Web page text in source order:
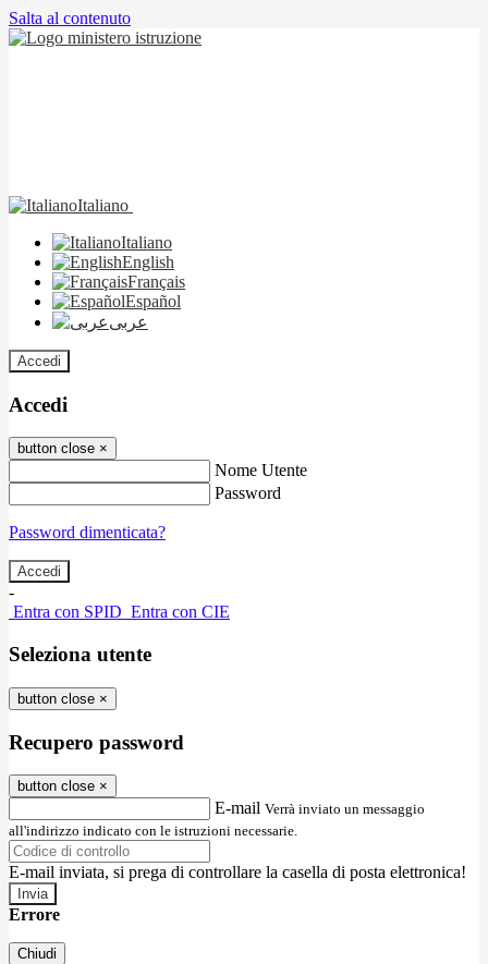
Salta al contenuto
Italiano
Italiano
English
Français
Español
عربى
Accedi
Accedi
button close ×
Nome Utente
Password
Password dimenticata?
-
Entra con SPID Entra con CIE
Seleziona utente
button close ×
Recupero password
button close ×
E-mail Verrà inviato un messaggio
all'indirizzo indicato con le istruzioni necessarie.
E-mail inviata, si prega di controllare la casella di posta elettronica!
Errore
Chiudi